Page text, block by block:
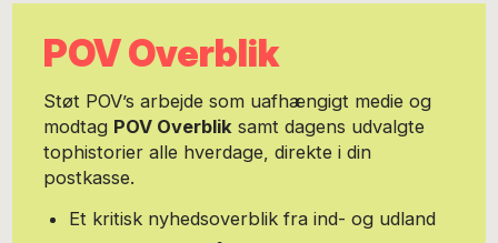
POV Overblik
Støt POV’s arbejde som uafhængigt medie og
modtag POV Overblik samt dagens udvalgte
tophistorier alle hverdage, direkte i din
postkasse.
Et kritisk nyhedsoverblik fra ind- og udland